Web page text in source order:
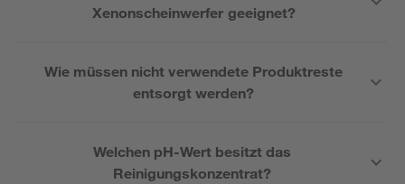
Xenonscheinwerfer geeignet?
Wie müssen nicht verwendete Produktreste
entsorgt werden?
Welchen pH-Wert besitzt das
Reinigungskonzentrat?